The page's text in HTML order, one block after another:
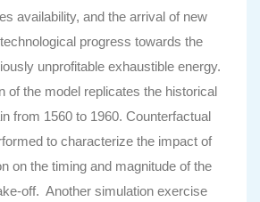
availability, and the arrival of new
progress towards the
unprofitable exhaustible energy.
of the model replicates the historical
from 1560 to 1960. Counterfactual
to characterize the impact of
on the timing and magnitude of the
off. Another simulation exercise